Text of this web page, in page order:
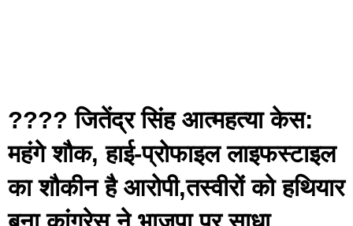
???? जितेंद्र सिंह आत्महत्या केस:
महंगे शौक, हाई-प्रोफाइल लाइफस्टाइल
का शौकीन है आरोपी,तस्वीरों को हथियार